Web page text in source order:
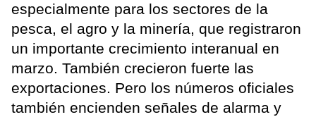
especialmente para los sectores de la
pesca, el agro y la minería, que registraron
un importante crecimiento interanual en
marzo. También crecieron fuerte las
exportaciones. Pero los números oficiales
también encienden señales de alarma y